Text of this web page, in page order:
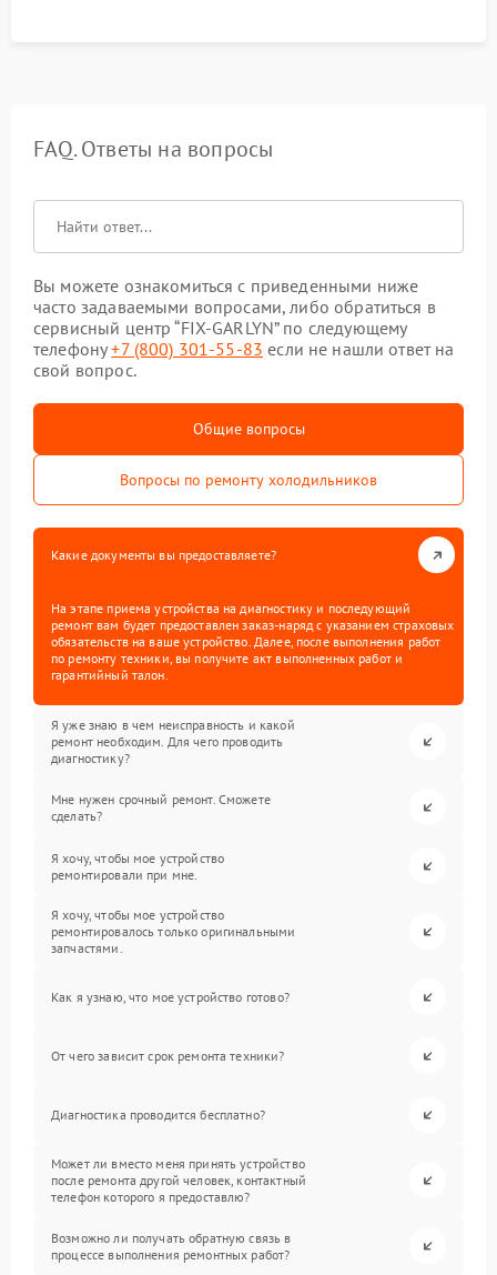
FAQ. Ответы на вопросы
Вы можете ознакомиться с приведенными ниже
часто задаваемыми вопросами, либо обратиться в
сервисный центр “FIX-GARLYN” по следующему
телефону+7 (800) 301-55-83 если не нашли ответ на
свой вопрос.
Общие вопросы
Вопросы по ремонту холодильников
Какие документы вы предоставляете?
На этапе приема устройства на диагностику и последующий
ремонт вам будет предоставлен заказ-наряд с указанием страховых
обязательств на ваше устройство. Далее, после выполнения работ
по ремонту техники, вы получите акт выполненных работ и
гарантийный талон.
Я уже знаю в чем неисправность и какой
ремонт необходим. Для чего проводить
диагностику?
Мне нужен срочный ремонт. Сможете
сделать?
Я хочу, чтобы мое устройство
ремонтировали при мне.
Я хочу, чтобы мое устройство
ремонтировалось только оригинальными
запчастями.
Как я узнаю, что мое устройство готово?
От чего зависит срок ремонта техники?
Диагностика проводится бесплатно?
Может ли вместо меня принять устройство
после ремонта другой человек, контактный
телефон которого я предоставлю?
Возможно ли получать обратную связь в
процессе выполнения ремонтных работ?